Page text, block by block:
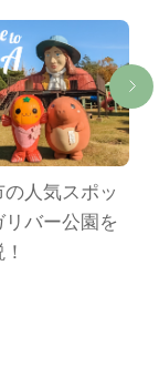
人気スポッ
リバー公園を